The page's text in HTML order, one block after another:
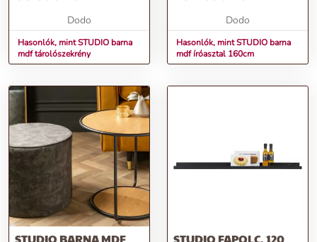
Dodo
Hasonlók, mint STUDIO barna
mdf tárolószekrény
Dodo
Hasonlók, mint STUDIO barna
mdf íróasztal 160cm